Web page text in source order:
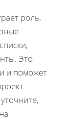
роль.
Это
и поможет